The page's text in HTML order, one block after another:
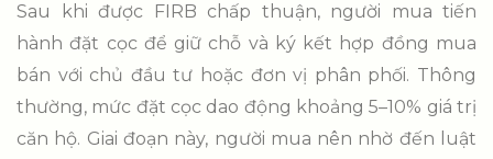
Sau khi được FIRB chấp thuận, người mua tiến
hành đặt cọc để giữ chỗ và ký kết hợp đồng mua
bán với chủ đầu tư hoặc đơn vị phân phối. Thông
thường, mức đặt cọc dao động khoảng 5–10% giá trị
căn hộ. Giai đoạn này, người mua nên nhờ đến luật